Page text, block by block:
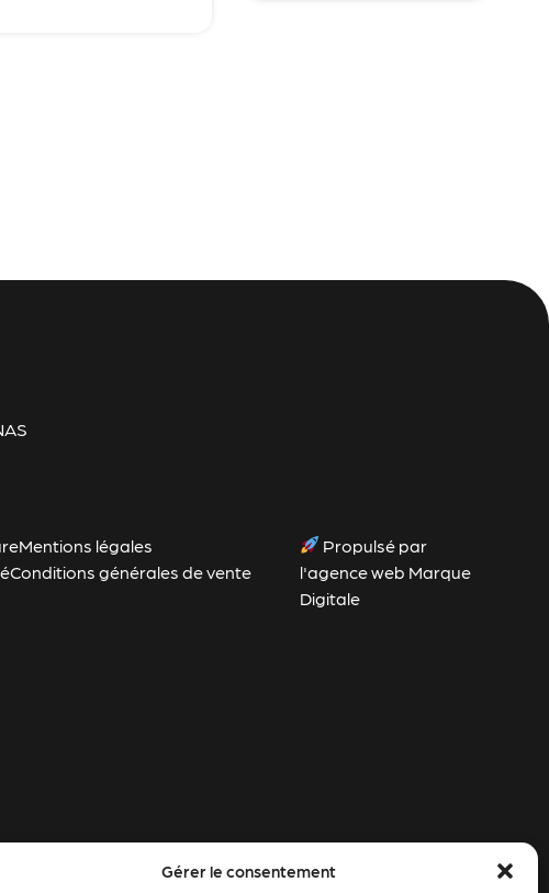
Gérer le consentement
Mentions légales
Conditions générales de vente
Propulsé par
l'agence web Marque
Digitale